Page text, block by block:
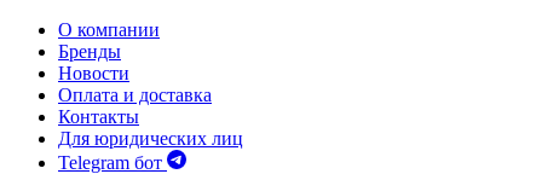
О компании
Бренды
Новости
Оплата и доставка
Контакты
Для юридических лиц
Telegram бот